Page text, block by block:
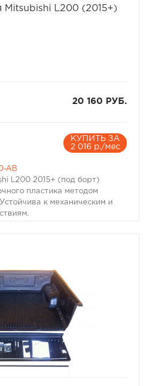
Mitsubishi L200 (2015+)
20 160 РУБ.
КУПИТЬ ЗА
2 016 р./мес
AB
L200 2015+ (под борт)
пластика методом
к механическим и